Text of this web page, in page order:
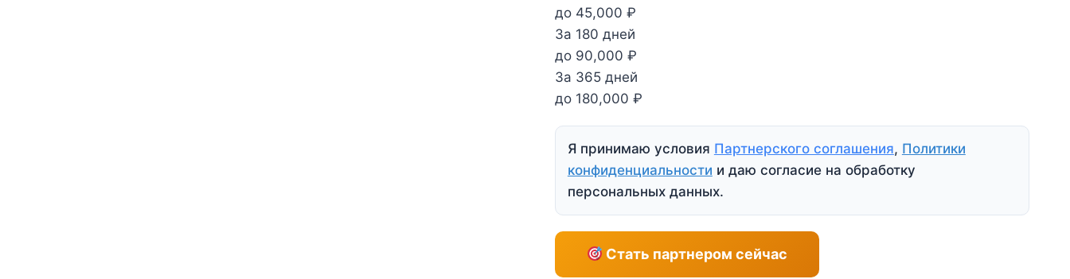
до 45,000 ₽
За 180 дней
до 90,000 ₽
За 365 дней
до 180,000 ₽
Я принимаю условия Партнерского соглашения, Политики
конфиденциальности и даю согласие на обработку
персональных данных.
Стать партнером сейчас